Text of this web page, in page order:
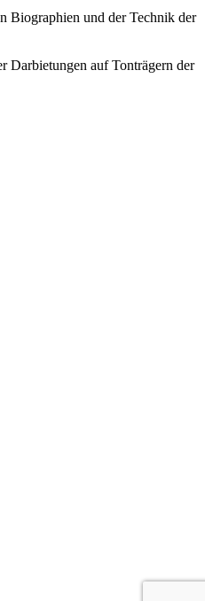
Biographien und der Technik der
Darbietungen auf Tonträgern der